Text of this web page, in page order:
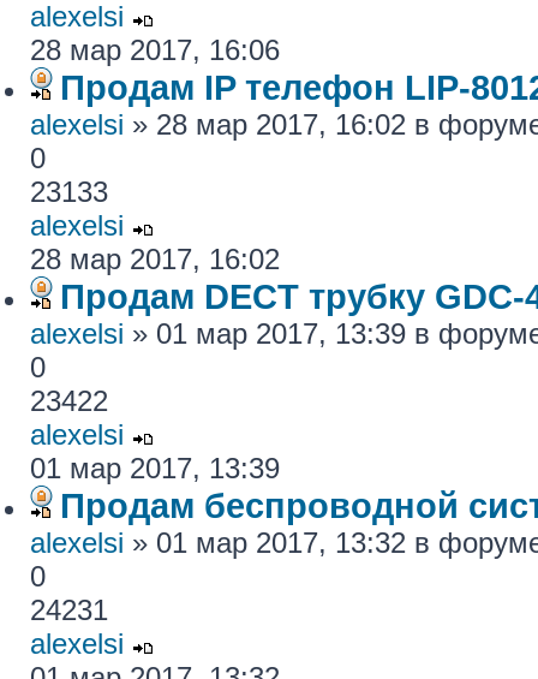
alexelsi
28 мар 2017, 16:06
Продам IP телефон LIP-
alexelsi » 28 мар 2017, 16:02 в
0
23133
alexelsi
28 мар 2017, 16:02
Продам DECT трубку GDC-
alexelsi » 01 мар 2017, 13:39 в
0
23422
alexelsi
01 мар 2017, 13:39
Продам беспроводной
alexelsi » 01 мар 2017, 13:32 в
0
24231
alexelsi